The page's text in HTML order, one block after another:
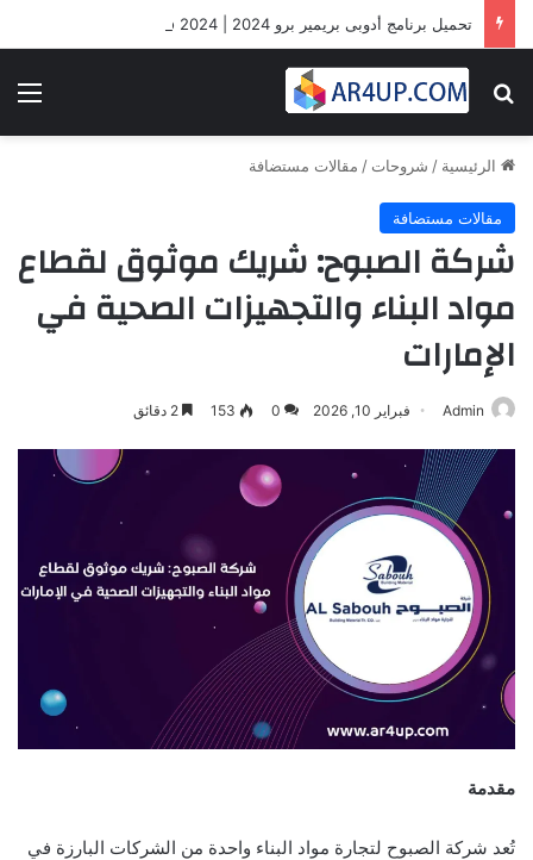
بحث عن
الرئيسية / شروحات / مقالات مستضافة
مقالات مستضافة
شركة الصبوح: شريك موثوق لقطاع
مواد البناء والتجهيزات الصحية في
الإمارات
Admin فبراير 10, 2026 0
153
مقدمة
تُعد شركة الصبوح لتجارة مواد البناء واحدة من الشركات البارزة في